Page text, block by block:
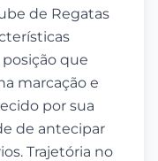
de Regatas
que
marcação e
por sua
de antecipar
Trajetória no